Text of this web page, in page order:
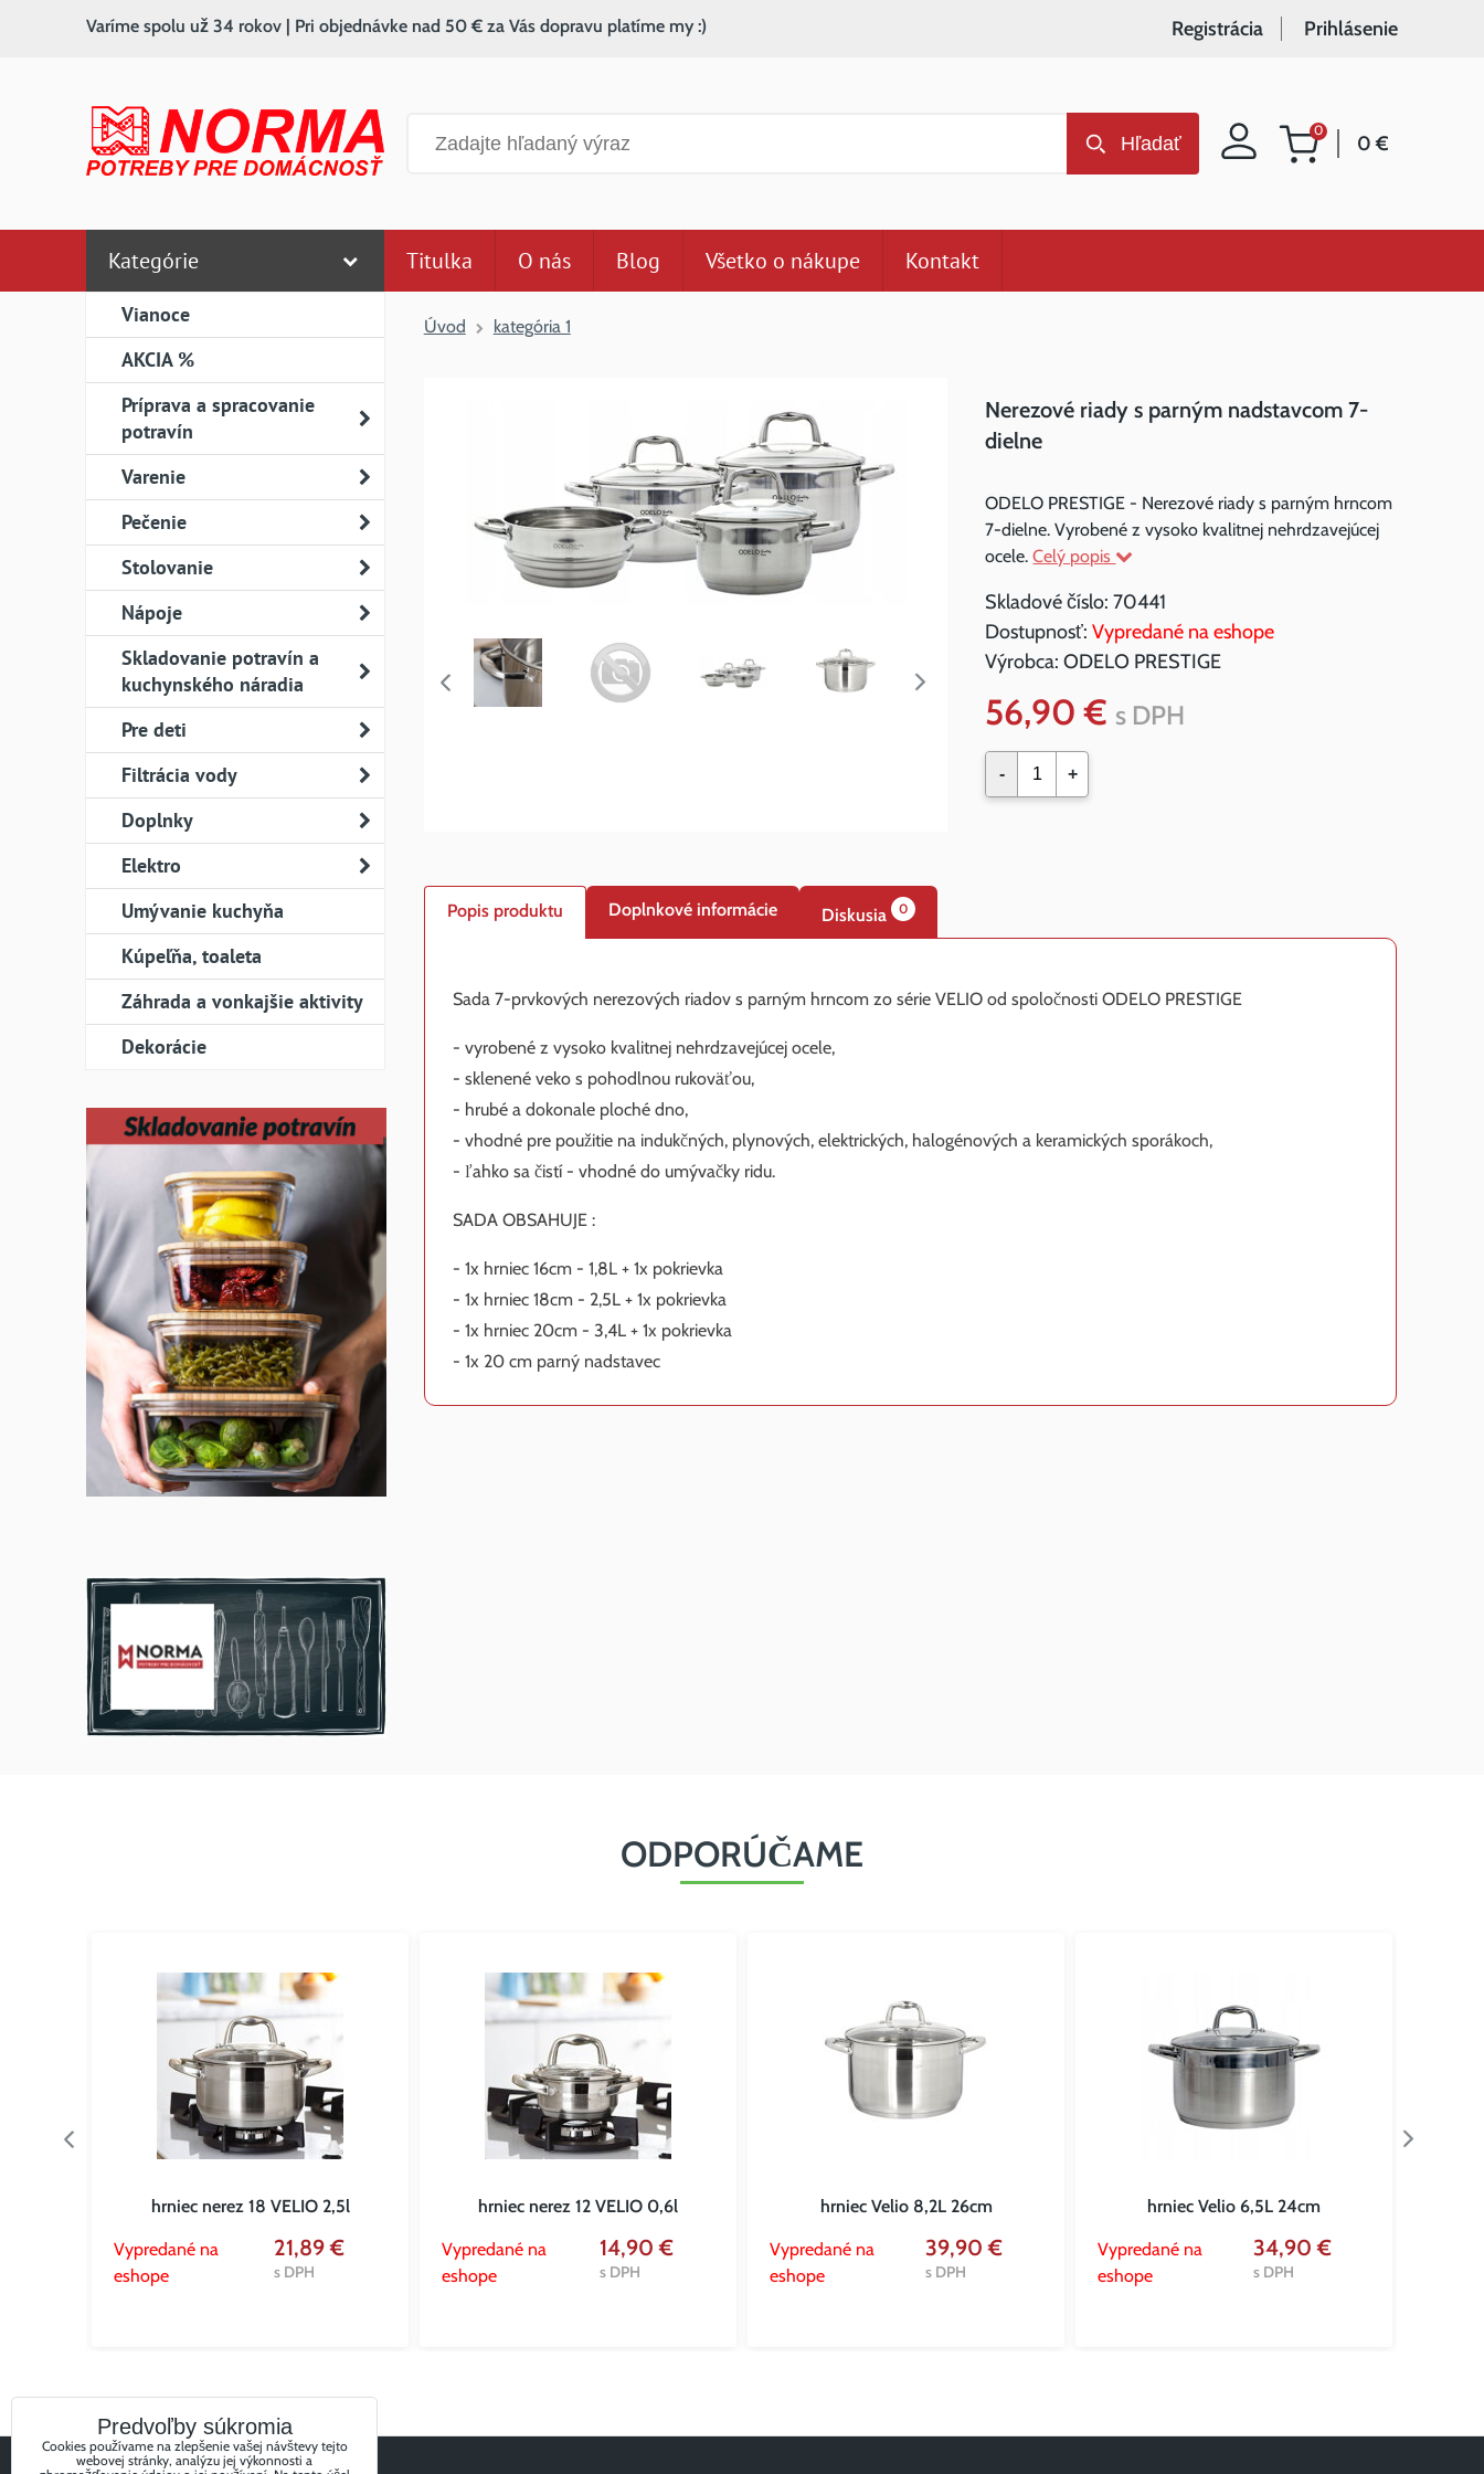
Nákupný
0
0 €
Hľadať
Varíme spolu už 34 rokov | Pri objednávke nad 50 € za Vás dopravu platíme my :) Registrácia Prihlásenie
Kategórie
Vianoce
AKCIA %
Príprava a spracovanie
potravín
Varenie
Pečenie
Stolovanie
Nápoje
Skladovanie potravín a
kuchynského náradia
Pre deti
Filtrácia vody
Doplnky
Elektro
Umývanie kuchyňa
Kúpeľňa, toaleta
Záhrada a vonkajšie aktivity
Dekorácie
Titulka O nás Blog Všetko o nákupe Kontakt
Úvod kategória 1
Nerezové riady s parným nadstavcom 7-
dielne
ODELO PRESTIGE - Nerezové riady s parným hrncom
7-dielne. Vyrobené z vysoko kvalitnej nehrdzavejúcej
ocele.Celý popis
Skladové číslo:70441
Dostupnosť:Vypredané na eshope
Výrobca:ODELO PRESTIGE
56,90 € s DPH
- +
Popis produktu Doplnkové informácie Diskusia 0
Sada 7-prvkových nerezových riadov s parným hrncom zo série VELIO od spoločnosti ODELO PRESTIGE
- vyrobené z vysoko kvalitnej nehrdzavejúcej ocele,
- sklenené veko s pohodlnou rukoväťou,
- hrubé a dokonale ploché dno,
- vhodné pre použitie na indukčných, plynových, elektrických, halogénových a keramických sporákoch,
- ľahko sa čistí - vhodné do umývačky ridu.
SADA OBSAHUJE :
- 1x hrniec 16cm - 1,8L + 1x pokrievka
- 1x hrniec 18cm - 2,5L + 1x pokrievka
- 1x hrniec 20cm - 3,4L + 1x pokrievka
- 1x 20 cm parný nadstavec
ODPORÚČAME
hrniec nerez 18 VELIO 2,5l
Vypredané na
eshope
21,89 €
s DPH
hrniec nerez 12 VELIO 0,6l
Vypredané na
eshope
14,90 €
s DPH
hrniec Velio 8,2L 26cm
Vypredané na
eshope
39,90 €
s DPH
hrniec Velio 6,5L 24cm
Vypredané na
eshope
34,90 €
s DPH
Predvoľby súkromia
Cookies používame na zlepšenie vašej návštevy tejto
webovej stránky, analýzu jej výkonnosti a